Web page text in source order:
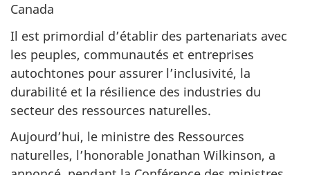
Canada
Il est primordial d’établir des partenariats avec
les peuples, communautés et entreprises
autochtones pour assurer l’inclusivité, la
durabilité et la résilience des industries du
secteur des ressources naturelles.
Aujourd’hui, le ministre des Ressources
naturelles, l’honorable Jonathan Wilkinson, a